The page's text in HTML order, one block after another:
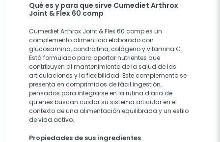
Qué es y para que sirve Cumediet Arthrox
Joint & Flex 60 comp
Cumediet Arthrox Joint & Flex 60 comp es un
complemento alimenticio elaborado con
glucosamina, condroitina, colágeno y vitamina C.
Está formulado para aportar nutrientes que
contribuyen al mantenimiento de la salud de las
articulaciones y la flexibilidad. Este complemento se
presenta en comprimidos de fácil ingestión,
pensados para integrarse en la rutina diaria de
quienes buscan cuidar su sistema articular en el
contexto de una alimentación equilibrada y un estilo
de vida activo.
Propiedades de sus ingredientes